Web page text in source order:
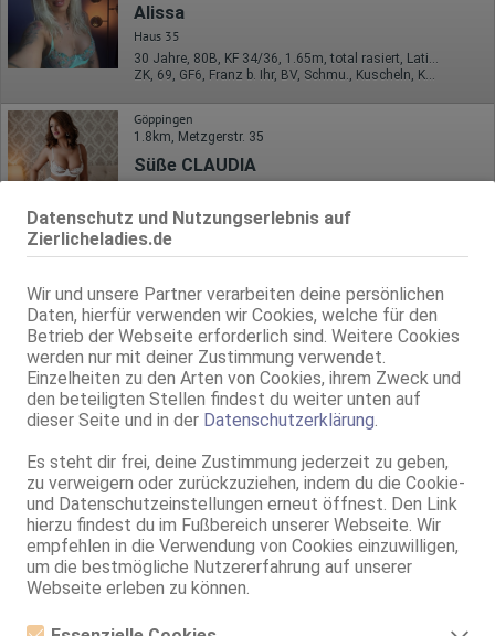
Datenschutz und Nutzungserlebnis auf
Zierlicheladies.de
Wir und unsere Partner verarbeiten deine persönlichen
Daten, hierfür verwenden wir Cookies, welche für den
Betrieb der Webseite erforderlich sind. Weitere Cookies
werden nur mit deiner Zustimmung verwendet.
Einzelheiten zu den Arten von Cookies, ihrem Zweck und
den beteiligten Stellen findest du weiter unten auf
dieser Seite und in der Datenschutzerklärung.
Es steht dir frei, deine Zustimmung jederzeit zu geben,
zu verweigern oder zurückzuziehen, indem du die Cookie-
und Datenschutzeinstellungen erneut öffnest. Den Link
hierzu findest du im Fußbereich unserer Webseite. Wir
empfehlen in die Verwendung von Cookies einzuwilligen,
um die bestmögliche Nutzererfahrung auf unserer
Webseite erleben zu können.
Alissa
Haus 35
ZK, 69, GF6, Franz b. Ihr, BV, Schmu., Kuscheln, Körperküs.
Göppingen
1.8km, Metzgerstr. 35
Süße CLAUDIA
1.8km, Metzgerstr. 35
Alyona - ZK&GF6! - Nur für kurze zeit
Haus 35
75D, KF 34, 1.66m, total rasiert, osteuropäisch
ZK, 69, GF6, NSa, Franz b. Ihr, MFF, Schmu., Kuscheln
Göppingen
BRANDNEU Rarität IRIS deutsch 35 Jahre - Plaisir d'Amour
Plaisir D'Amour
75B, KF 34/36, 1.68m, total rasiert, deutsch
69, GF6, DT, NSa, Franz b. Ihr, BV, Schmu., Kuscheln
Eislingen / Fils